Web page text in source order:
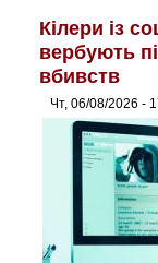
Кілери із
вербують
вбивств
Чт, 06/08/2026 -